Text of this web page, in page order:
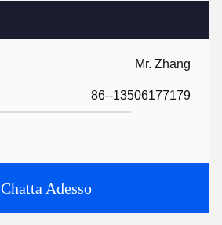
Mr. Zhang
86--13506177179
Chatta Adesso